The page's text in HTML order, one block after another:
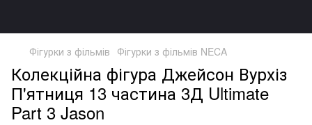
Фігурки з фільмів Фігурки з фільмів NECA
Колекційна фігура Джейсон Вурхіз
П'ятниця 13 частина 3Д Ultimate
Part 3 Jason